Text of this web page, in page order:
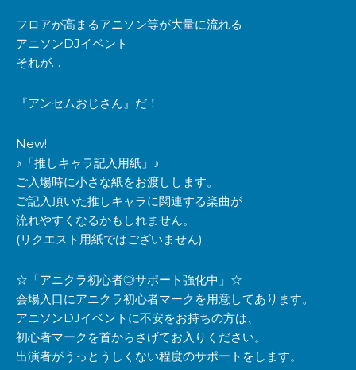
フロアが高まるアニソン等が大量に流れる
アニソンDJイベント
それが…
『アンセムおじさん』だ！
New!
♪「推しキャラ記入用紙」♪
ご入場時に小さな紙をお渡しします。
ご記入頂いた推しキャラに関連する楽曲が
流れやすくなるかもしれません。
(リクエスト用紙ではございません)
☆「アニクラ初心者◎サポート強化中」☆
会場入口にアニクラ初心者マークを用意してあります。
アニソンDJイベントに不安をお持ちの方は、
初心者マークを首からさげてお入りください。
出演者がうっとうしくない程度のサポートをします。